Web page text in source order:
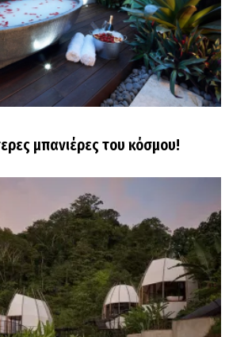
μπανιέρες του κόσμου!